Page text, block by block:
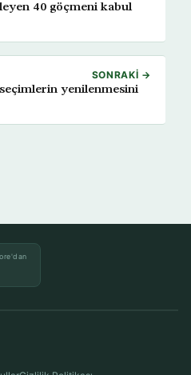
40 göçmeni kabul
SONRAKI →
yenilenmesini